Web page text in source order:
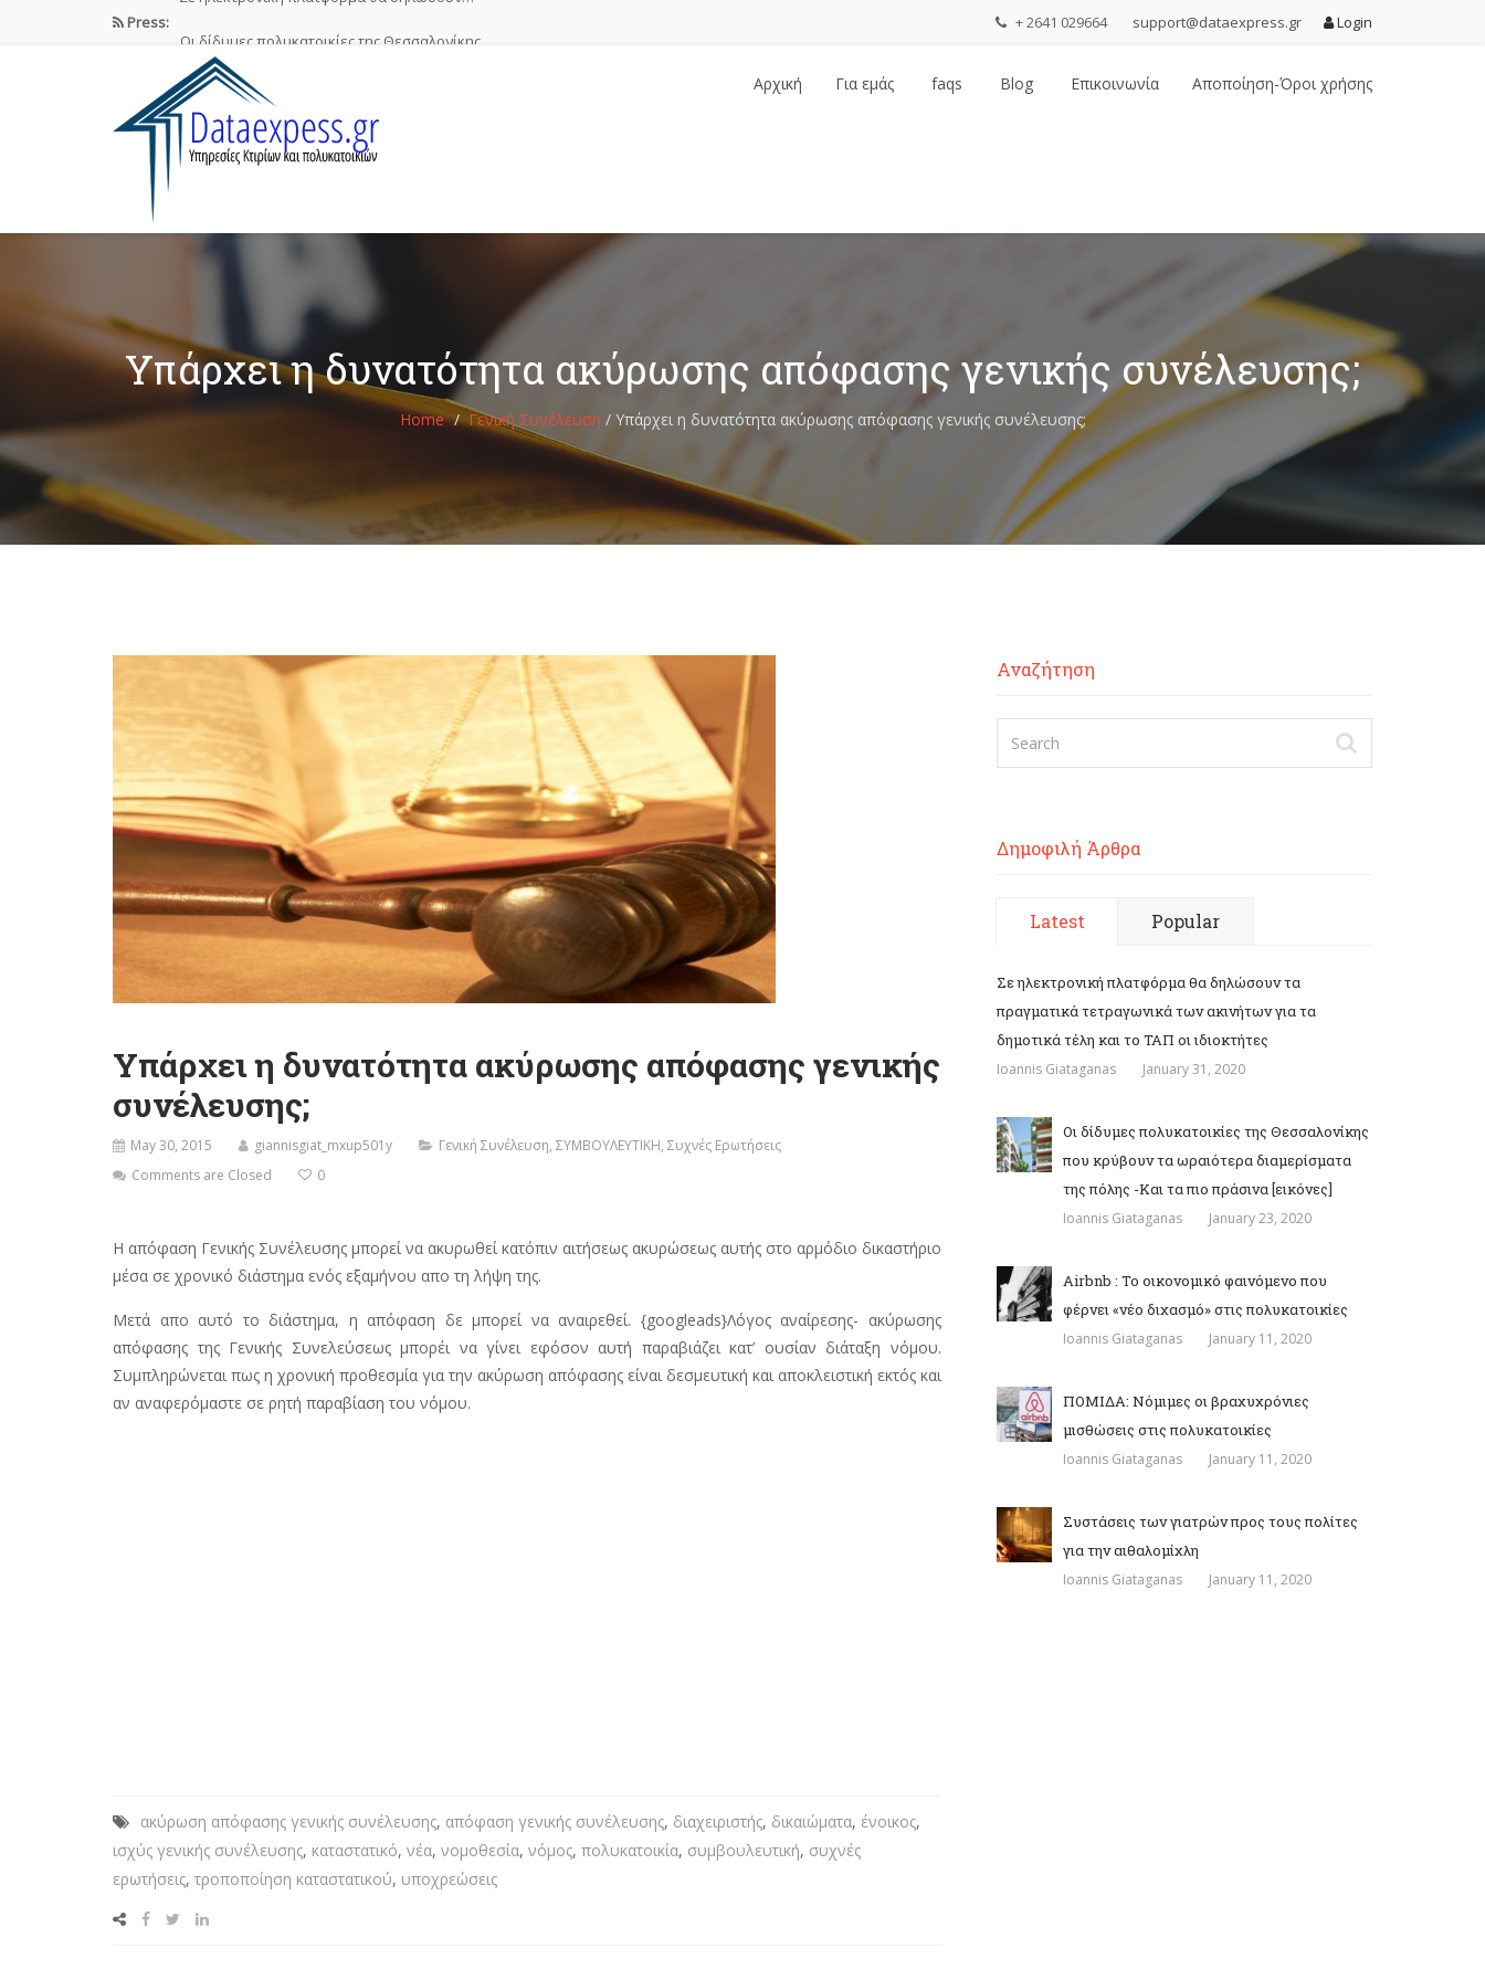
Press:
Airbnb : Το οικονομικό φαινόμενο…
ΠΟΜΙΔΑ: Νόμιμες οι βραχυχρόνιες μισθώσεις…
Συστάσεις των γιατρών προς τους…
Login
+ 2641 029664 support@dataexpress.gr
Αρχική Για εμάς faqs Blog Επικοινωνία Αποποίηση-Όροι χρήσης
Υπάρχει η δυνατότητα ακύρωσης απόφασης γενικής συνέλευσης;
Home Γενική Συνέλευση /Υπάρχει η δυνατότητα ακύρωσης απόφασης γενικής συνέλευσης;
Υπάρχει η δυνατότητα ακύρωσης απόφασης γενικής
συνέλευσης;
May 30, 2015 giannisgiat_mxup501y Γενική Συνέλευση, ΣΥΜΒΟΥΛΕΥΤΙΚΗ, Συχνές Ερωτήσεις
Comments are Closed
0
Η απόφαση Γενικής Συνέλευσης μπορεί να ακυρωθεί κατόπιν αιτήσεως ακυρώσεως αυτής στο αρμόδιο δικαστήριο
μέσα σε χρονικό διάστημα ενός εξαμήνου απο τη λήψη της.
Μετά απο αυτό το διάστημα, η απόφαση δε μπορεί να αναιρεθεί. {googleads}Λόγος αναίρεσης- ακύρωσης
απόφασης της Γενικής Συνελεύσεως μπορέι να γίνει εφόσον αυτή παραβιάζει κατ’ ουσίαν διάταξη νόμου.
Συμπληρώνεται πως η χρονική προθεσμία για την ακύρωση απόφασης είναι δεσμευτική και αποκλειστική εκτός και
αν αναφερόμαστε σε ρητή παραβίαση του νόμου.
ακύρωση απόφασης γενικής συνέλευσης, απόφαση γενικής συνέλευσης, διαχειριστής, δικαιώματα, ένοικος,
ισχύς γενικής συνέλευσης, καταστατικό, νέα, νομοθεσία, νόμος, πολυκατοικία, συμβουλευτική, συχνές
ερωτήσεις, τροποποίηση καταστατικού, υποχρεώσεις
Αναζήτηση
Δημοφιλή Άρθρα
Latest Popular
Σε ηλεκτρονική πλατφόρμα θα δηλώσουν τα
πραγματικά τετραγωνικά των ακινήτων για τα
δημοτικά τέλη και το ΤΑΠ οι ιδιοκτήτες
Ioannis Giataganas January 31, 2020
Οι δίδυμες πολυκατοικίες της Θεσσαλονίκης
που κρύβουν τα ωραιότερα διαμερίσματα
της πόλης -Και τα πιο πράσινα [εικόνες]
Ioannis Giataganas January 23, 2020
Airbnb : Το οικονομικό φαινόμενο που
φέρνει «νέο διχασμό» στις πολυκατοικίες
Ioannis Giataganas January 11, 2020
ΠΟΜΙΔΑ: Νόμιμες οι βραχυχρόνιες
μισθώσεις στις πολυκατοικίες
Ioannis Giataganas January 11, 2020
Συστάσεις των γιατρών προς τους πολίτες
για την αιθαλομίχλη
Ioannis Giataganas January 11, 2020